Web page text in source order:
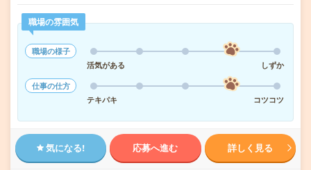
職場の雰囲気
職場の様子
活気がある
しずか
仕事の仕方
テキパキ
コツコツ
気になる! 応募へ進む 詳しく見る